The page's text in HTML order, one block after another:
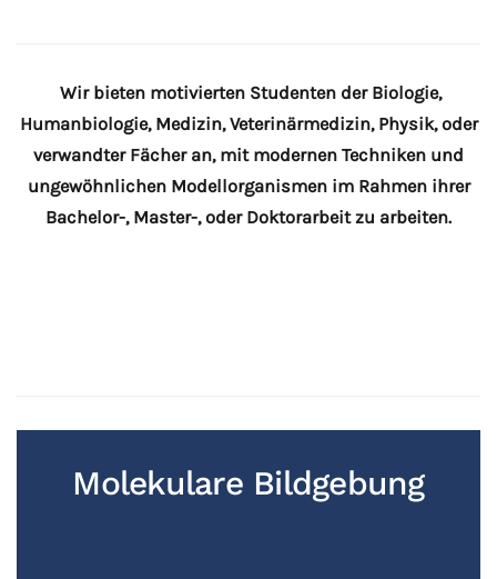
Wir bieten motivierten Studenten der Biologie,
Humanbiologie, Medizin, Veterinärmedizin, Physik, oder
verwandter Fächer an, mit modernen Techniken und
ungewöhnlichen Modellorganismen im Rahmen ihrer
Bachelor-, Master-, oder Doktorarbeit zu arbeiten.
Molekulare Bildgebung